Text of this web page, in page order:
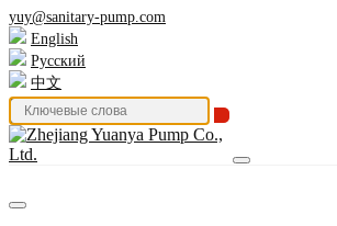
yuy@sanitary-pump.com
English
Русский
中文